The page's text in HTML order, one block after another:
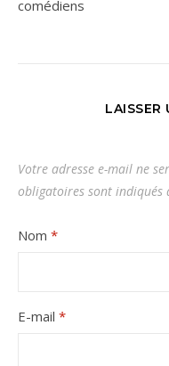
comédiens
LAISSER
Votre adresse e-mail ne
obligatoires sont indiqués
Nom *
E-mail *